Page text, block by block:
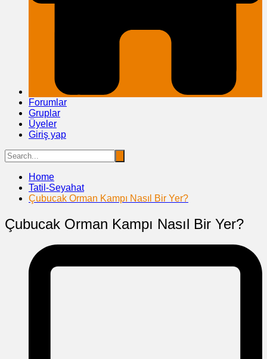
Forumlar
Gruplar
Üyeler
Giriş yap
Home
Tatil-Seyahat
Çubucak Orman Kampı Nasıl Bir Yer?
Çubucak Orman Kampı Nasıl Bir Yer?